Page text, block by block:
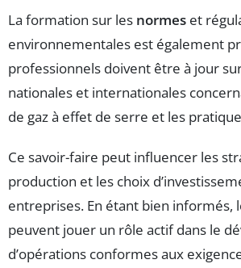
La formation sur les normes et
environnementales est également
professionnels doivent être à jour
nationales et internationales
de gaz à effet de serre et les
Ce savoir-faire peut influencer les
production et les choix
entreprises. En étant bien informés,
peuvent jouer un rôle actif dans le
d’opérations conformes aux